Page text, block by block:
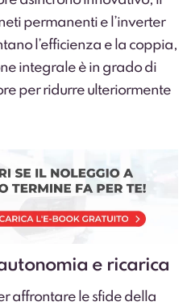
permanenti e l’inverter
l’efficienza e la coppia,
integrale è in grado di
per ridurre ulteriormente
e ricarica
affrontare le sfide della